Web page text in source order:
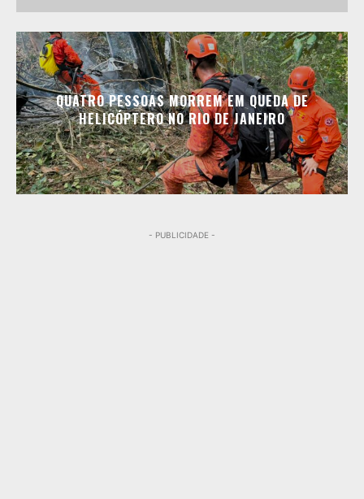
QUATRO PESSOAS MORREM EM QUEDA DE
HELICÓPTERO NO RIO DE JANEIRO
- PUBLICIDADE -